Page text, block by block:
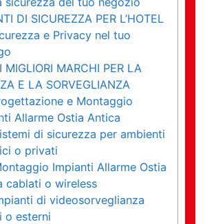
DI SICUREZZA PER L’HOTEL
e Privacy nel tuo
MIGLIORI MARCHI PER LA
E LA SORVEGLIANZA
e Montaggio
Allarme Ostia Antica
di sicurezza per ambienti
o privati
Impianti Allarme Ostia
cablati o wireless
di videosorveglianza
o esterni